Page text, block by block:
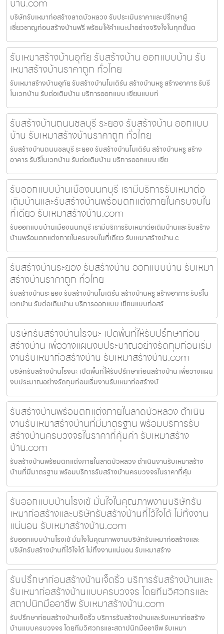
บริษัทรับเหมาก่อสร้างลาดบัวหลวง รับประเมินราคาและปรึกษาผู้
เชี่ยวชาญก่อนสร้างบ้านฟรี พร้อมให้คำแนะนำอย่างจริงใจในทุกขั้นต
รับเหมาสร้างบ้านอุทัย รับสร้างบ้าน ออกแบบบ้าน รับ
เหมาสร้างบ้านราคาถูก ทั่วไทย
รับเหมาสร้างบ้านอุทัย รับสร้างบ้านโมเดิร์น สร้างบ้านหรู สร้างอาคาร รับรี
โนเวทบ้าน รับต่อเติมบ้าน บริการออกแบบ เขียนแบบก่
รับสร้างบ้านถนนชลบุรี ระยอง รับสร้างบ้าน ออกแบบ
บ้าน รับเหมาสร้างบ้านราคาถูก ทั่วไทย
รับสร้างบ้านถนนชลบุรี ระยอง รับสร้างบ้านโมเดิร์น สร้างบ้านหรู สร้าง
อาคาร รับรีโนเวทบ้าน รับต่อเติมบ้าน บริการออกแบบ เขีย
รับออกแบบบ้านเมืองนนทบุรี เรามีบริการรับเหมาต่อ
เติมบ้านและรับสร้างบ้านพร้อมตกแต่งภายในครบจบใน
ที่เดียว รับเหมาสร้างบ้าน.com
รับออกแบบบ้านเมืองนนทบุรี เรามีบริการรับเหมาต่อเติมบ้านและรับสร้าง
บ้านพร้อมตกแต่งภายในครบจบในที่เดียว รับเหมาสร้างบ้าน.c
รับสร้างบ้านระยอง รับสร้างบ้าน ออกแบบบ้าน รับเหมา
สร้างบ้านราคาถูก ทั่วไทย
รับสร้างบ้านระยอง รับสร้างบ้านโมเดิร์น สร้างบ้านหรู สร้างอาคาร รับรีโน
เวทบ้าน รับต่อเติมบ้าน บริการออกแบบ เขียนแบบก่อสร้
บริษัทรับสร้างบ้านโรจนะ เปิดพื้นที่ให้รับปรึกษาก่อน
สร้างบ้าน เพื่อวางแผนงบประมาณอย่างรัดกุมก่อนเริ่ม
งานรับเหมาก่อสร้างบ้าน รับเหมาสร้างบ้าน.com
บริษัทรับสร้างบ้านโรจนะ เปิดพื้นที่ให้รับปรึกษาก่อนสร้างบ้าน เพื่อวางแผน
งบประมาณอย่างรัดกุมก่อนเริ่มงานรับเหมาก่อสร้างบ้
รับสร้างบ้านพร้อมตกแต่งภายในลาดบัวหลวง ดำเนิน
งานรับเหมาสร้างบ้านที่มีมาตรฐาน พร้อมบริการรับ
สร้างบ้านครบวงจรในราคาที่คุ้มค่า รับเหมาสร้าง
บ้าน.com
รับสร้างบ้านพร้อมตกแต่งภายในลาดบัวหลวง ดำเนินงานรับเหมาสร้าง
บ้านที่มีมาตรฐาน พร้อมบริการรับสร้างบ้านครบวงจรในราคาที่คุ้ม
รับออกแบบบ้านโรงเข้ มั่นใจในคุณภาพงานบริษัทรับ
เหมาก่อสร้างและบริษัทรับสร้างบ้านที่ไว้ใจได้ ไม่ทิ้งงาน
แน่นอน รับเหมาสร้างบ้าน.com
รับออกแบบบ้านโรงเข้ มั่นใจในคุณภาพงานบริษัทรับเหมาก่อสร้างและ
บริษัทรับสร้างบ้านที่ไว้ใจได้ ไม่ทิ้งงานแน่นอน รับเหมาสร้าง
รับปรึกษาก่อนสร้างบ้านเจ็ดริ้ว บริการรับสร้างบ้านและ
รับเหมาก่อสร้างบ้านแบบครบวงจร โดยทีมวิศวกรและ
สถาปนิกมืออาชีพ รับเหมาสร้างบ้าน.com
รับปรึกษาก่อนสร้างบ้านเจ็ดริ้ว บริการรับสร้างบ้านและรับเหมาก่อสร้าง
บ้านแบบครบวงจร โดยทีมวิศวกรและสถาปนิกมืออาชีพ รับเหมา